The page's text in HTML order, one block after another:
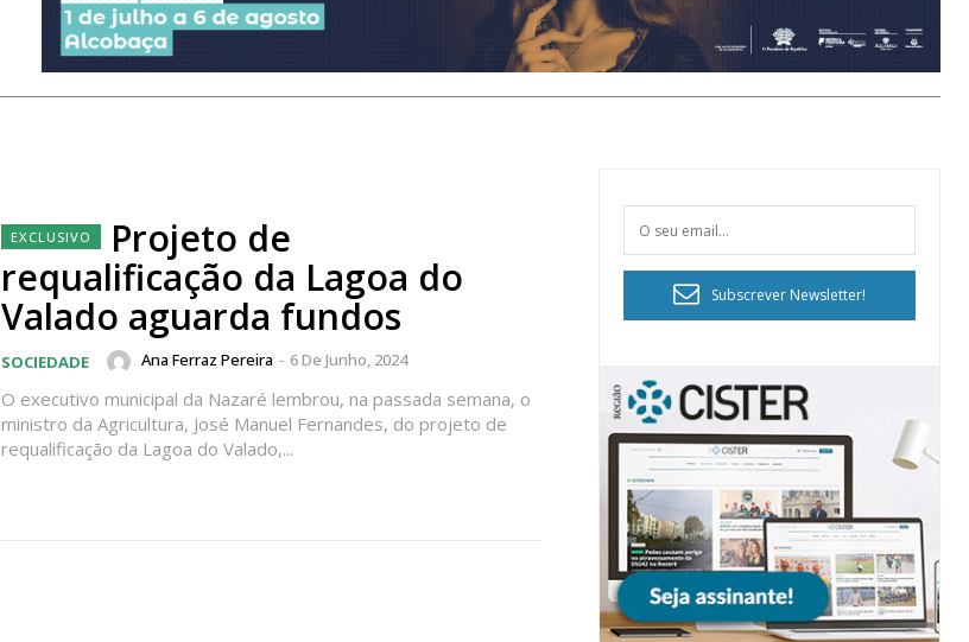
Projeto de
requalificação da Lagoa do
Valado aguarda fundos
SOCIEDADE Ana Ferraz Pereira - 6 De Junho, 2024
O executivo municipal da Nazaré lembrou, na passada semana, o
ministro da Agricultura, José Manuel Fernandes, do projeto de
requalificação da Lagoa do Valado,...
Subscrever Newsletter!